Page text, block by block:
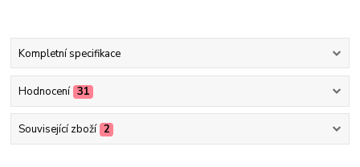
Kompletní specifikace
Hodnocení 31
Související zboží 2